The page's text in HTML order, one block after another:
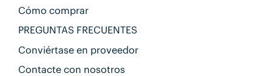
Cómo comprar
PREGUNTAS FRECUENTES
Conviértase en proveedor
Contacte con nosotros